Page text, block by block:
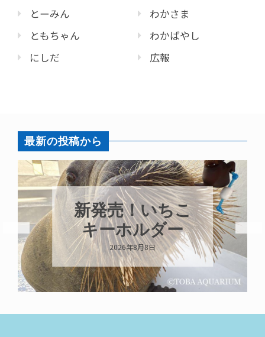
とーみん
ともちゃん
にしだ
わかさま
わかばやし
広報
最新の投稿から
パラオオウム
ガイが交接して
います
2026年8月7日